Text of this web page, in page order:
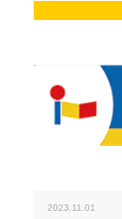
2023.11.01